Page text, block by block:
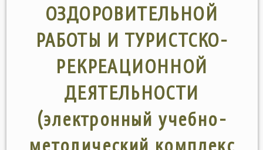
ОЗДОРОВИТЕЛЬНОЙ
РАБОТЫ И ТУРИСТСКО-
РЕКРЕАЦИОННОЙ
ДЕЯТЕЛЬНОСТИ
(электронный учебно-